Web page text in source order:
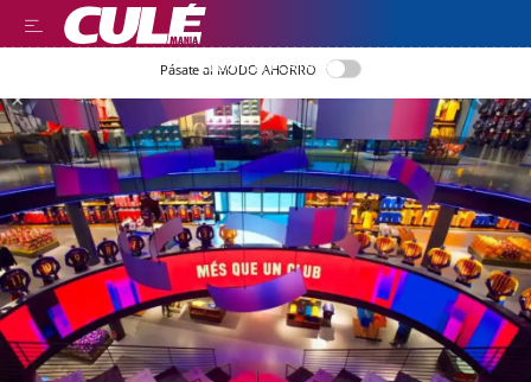
LLEGIR EN CATALÀ
Pásate al MODO AHORRO